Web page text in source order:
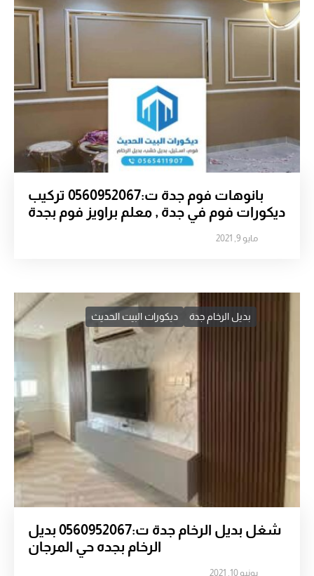
بانوهات فوم جدة ت:0560952067 تركيب
ديكورات فوم في جدة , معلم براويز فوم بجدة
مايو 9, 2021
بديل الرخام جدة ديكورات البيت الحديث
شغل بديل الرخام جدة ت:0560952067 بديل
الرخام بجده حي المرجان
يونيو 10, 2021